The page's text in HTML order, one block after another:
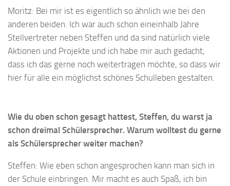
Moritz: Bei mir ist es eigentlich so ähnlich wie bei den
anderen beiden. Ich war auch schon eineinhalb Jahre
Stellvertreter neben Steffen und da sind natürlich viele
Aktionen und Projekte und ich habe mir auch gedacht,
dass ich das gerne noch weitertragen möchte, so dass wir
hier für alle ein möglichst schönes Schulleben gestalten.
Wie du oben schon gesagt hattest, Steffen, du warst ja
schon dreimal Schülersprecher. Warum wolltest du gerne
als Schülersprecher weiter machen?
Steffen: Wie eben schon angesprochen kann man sich in
der Schule einbringen. Mir macht es auch Spaß, ich bin